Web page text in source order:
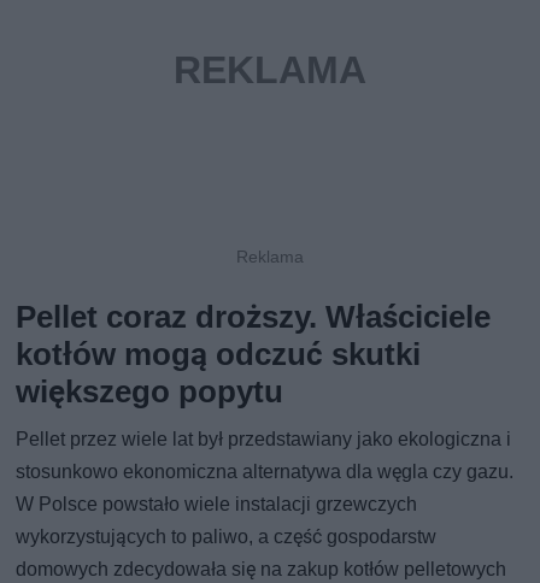
Pellet coraz droższy. Właściciele
kotłów mogą odczuć skutki
większego popytu
Pellet przez wiele lat był przedstawiany jako ekologiczna i
stosunkowo ekonomiczna alternatywa dla węgla czy gazu.
W Polsce powstało wiele instalacji grzewczych
wykorzystujących to paliwo, a część gospodarstw
domowych zdecydowała się na zakup kotłów pelletowych